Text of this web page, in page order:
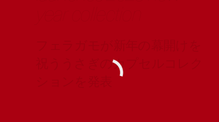
祝ううさぎのカプセルコレク